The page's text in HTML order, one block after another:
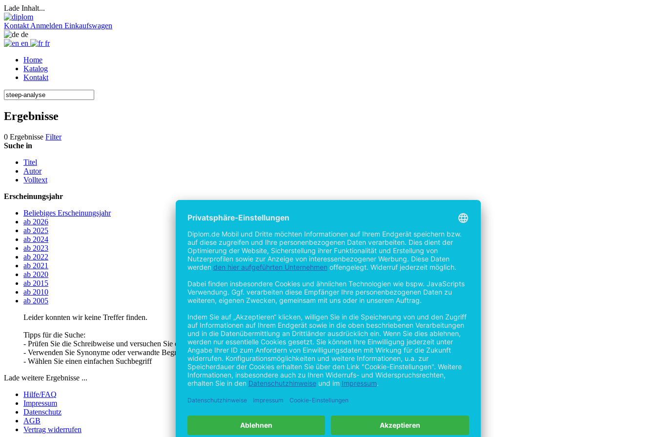
Lade Inhalt...
Kontakt Anmelden Einkaufswagen
de
en
fr
Home
Katalog
Kontakt
Ergebnisse
0 Ergebnisse Filter
Suche in
Titel
Autor
Volltext
Erscheinungsjahr
Beliebiges Erscheinungsjahr
ab 2026
ab 2025
ab 2024
ab 2023
ab 2022
ab 2021
ab 2020
ab 2015
ab 2010
ab 2005
Leider konnten wir keine Treffer finden.
Tipps für die Suche:
- Prüfen Sie die Schreibweise und versuchen Sie es erneut
- Verwenden Sie Synonyme oder verwandte Begriffe
- Wählen Sie einen einfachen Suchbegriff
Lade weitere Ergebnisse ...
Hilfe/FAQ
Impressum
Datenschutz
AGB
Vertrag widerrufen